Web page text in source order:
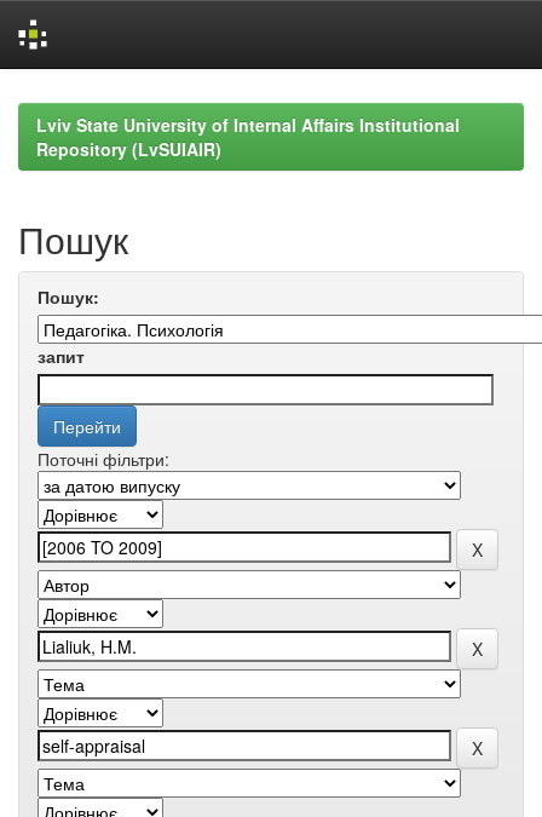
navigationLviv State University of Internal Affairs Institutional
Repository (LvSUIAIR)
Пошук
Пошук:
запит
Поточні фільтри: